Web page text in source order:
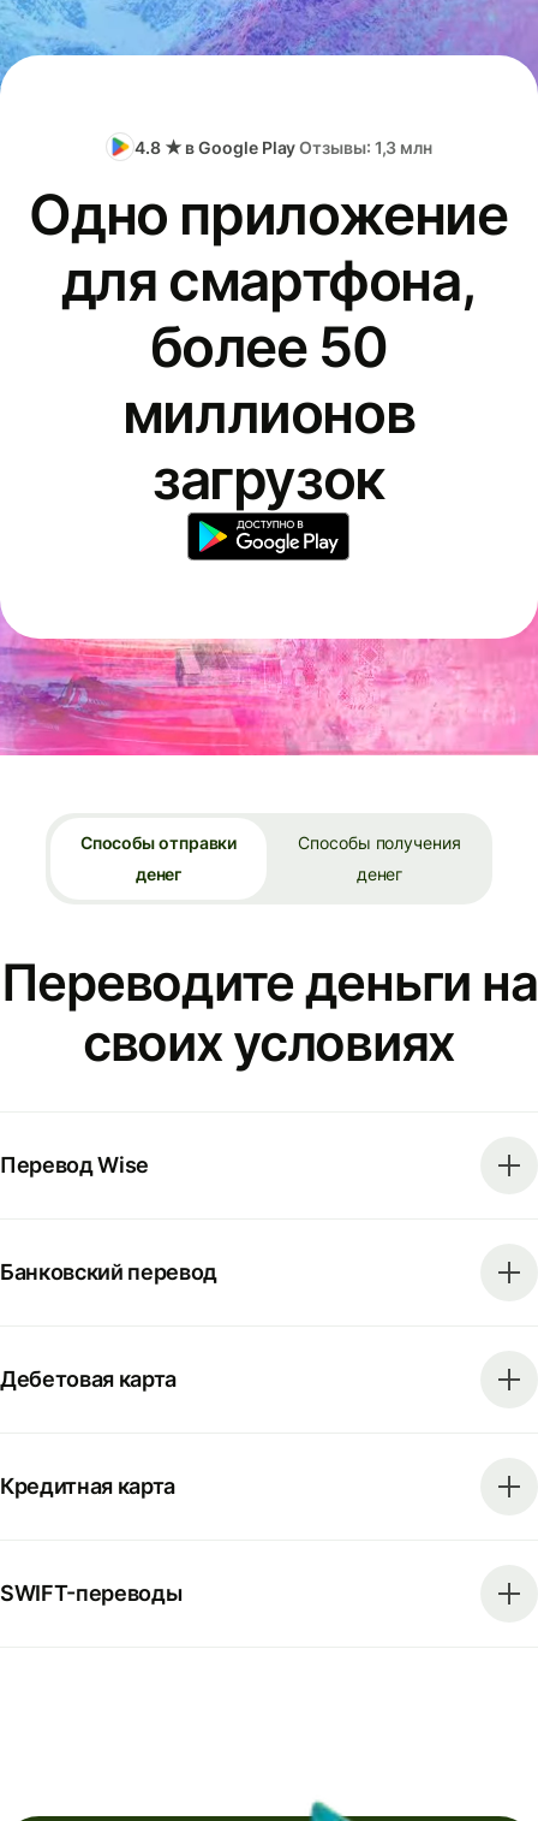
4.8 ★ в Google PlayОтзывы: 1,3 млн
Одно приложение
для смартфона,
более 50
миллионов
загрузок
Способы отправки
денег
Способы получения
денег
Переводите деньги на
своих условиях
Перевод Wise
Банковский перевод
Дебетовая карта
Кредитная карта
SWIFT-переводы